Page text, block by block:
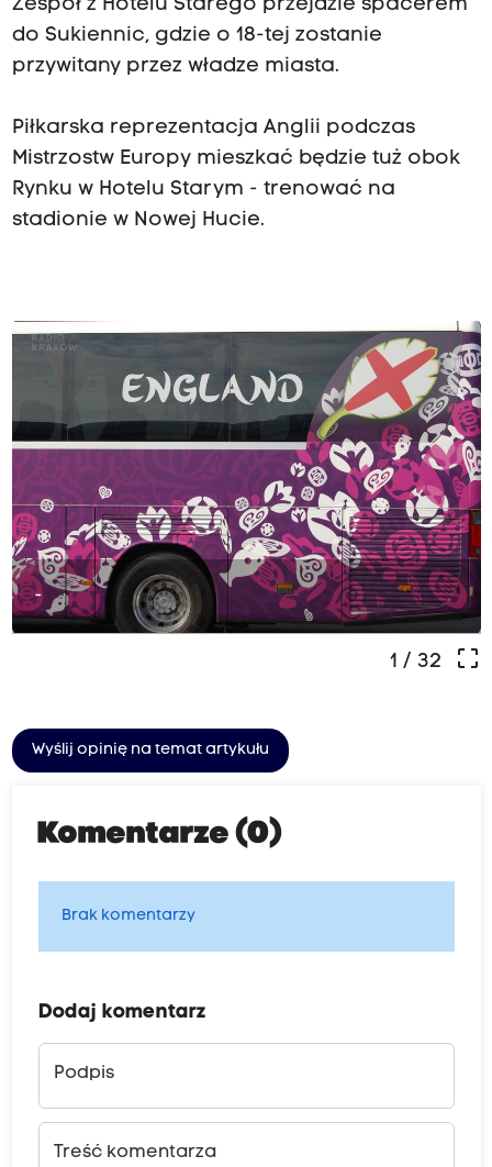
Zespół z Hotelu Starego przejdzie spacerem
do Sukiennic, gdzie o 18-tej zostanie
przywitany przez władze miasta.
Piłkarska reprezentacja Anglii podczas
Mistrzostw Europy mieszkać będzie tuż obok
Rynku w Hotelu Starym - trenować na
stadionie w Nowej Hucie.
-
crop_free
1 / 32
Wyślij opinię na temat artykułu
Komentarze (0)
Brak komentarzy
Dodaj komentarz
Podpis
Treść komentarza